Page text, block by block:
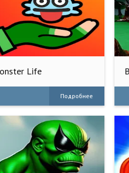
Life
Подробнее